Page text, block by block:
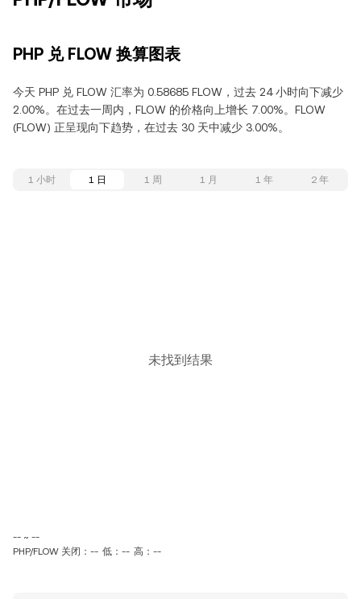
PHP 兑 FLOW 换算图表
今天 PHP 兑 FLOW 汇率为 0.58685 FLOW，过去 24 小时向下减少
2.00%。在过去一周内，FLOW 的价格向上增长 7.00%。FLOW
(FLOW) 正呈现向下趋势，在过去 30 天中减少 3.00%。
1 小时 1 日 1 周 1 月 1 年 2 年
未找到结果
-- ~ --
PHP/FLOW 关闭：-- 低：-- 高：--